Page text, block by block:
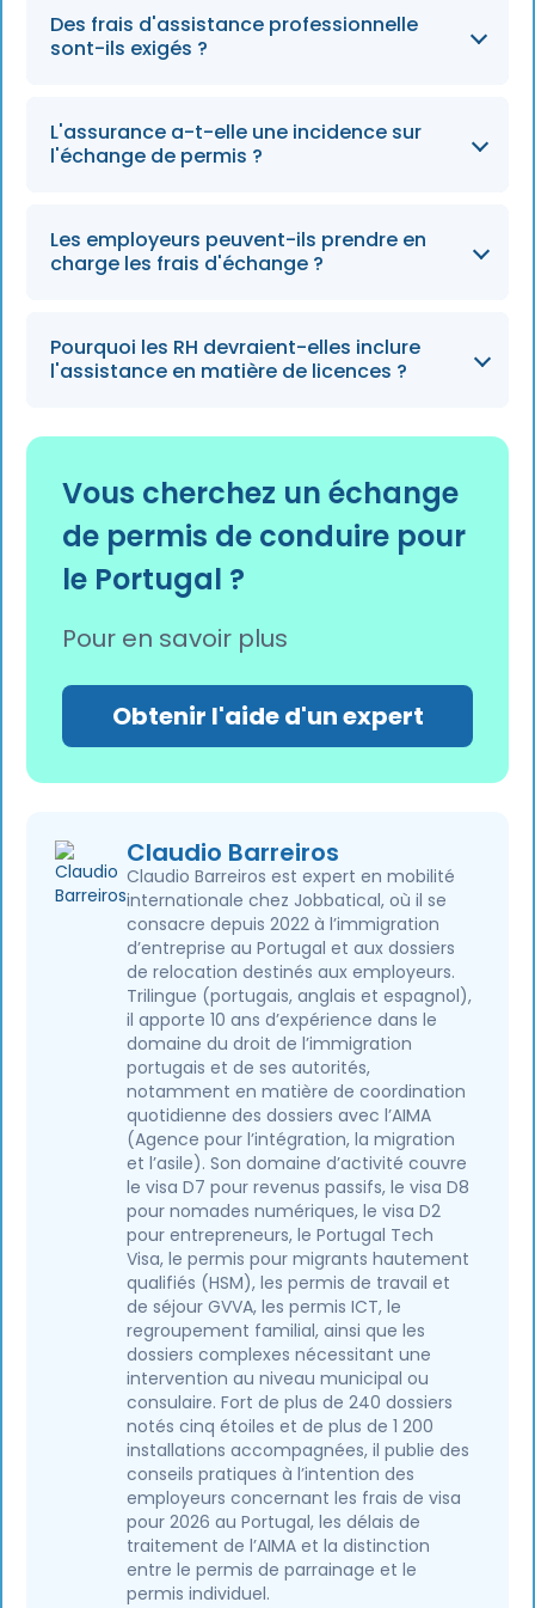
Les coûts comprennent les frais IMT, les
rapports médicaux, les traductions et les frais
Des frais d'assistance professionnelle
sont-ils exigés ?
Facultatif, mais une assistance
professionnelle accélère le traitement et
L'assurance a-t-elle une incidence sur
l'échange de permis ?
Non, mais une assurance est obligatoire dès
lors que vous conduisez légalement au
Les employeurs peuvent-ils prendre en
charge les frais d'échange ?
Oui, beaucoup l'incluent dans les programmes
de relocalisation.
Pourquoi les RH devraient-elles inclure
l'assistance en matière de licences ?
Il améliore la mobilité des employés et leur
expérience en matière de déménagement.
Vous cherchez un échange
de permis de conduire pour
le Portugal ?
Pour en savoir plus
Obtenir l'aide d'un expert
Claudio Barreiros
Claudio Barreiros est expert en mobilité
internationale chez Jobbatical, où il se
consacre depuis 2022 à l’immigration
d’entreprise au Portugal et aux dossiers
de relocation destinés aux employeurs.
Trilingue (portugais, anglais et espagnol),
il apporte 10 ans d’expérience dans le
domaine du droit de l’immigration
portugais et de ses autorités,
notamment en matière de coordination
quotidienne des dossiers avec l’AIMA
(Agence pour l’intégration, la migration
et l’asile). Son domaine d’activité couvre
le visa D7 pour revenus passifs, le visa D8
pour nomades numériques, le visa D2
pour entrepreneurs, le Portugal Tech
Visa, le permis pour migrants hautement
qualifiés (HSM), les permis de travail et
de séjour GVVA, les permis ICT, le
regroupement familial, ainsi que les
dossiers complexes nécessitant une
intervention au niveau municipal ou
consulaire. Fort de plus de 240 dossiers
notés cinq étoiles et de plus de 1 200
installations accompagnées, il publie des
conseils pratiques à l’intention des
employeurs concernant les frais de visa
pour 2026 au Portugal, les délais de
traitement de l’AIMA et la distinction
entre le permis de parrainage et le
permis individuel.